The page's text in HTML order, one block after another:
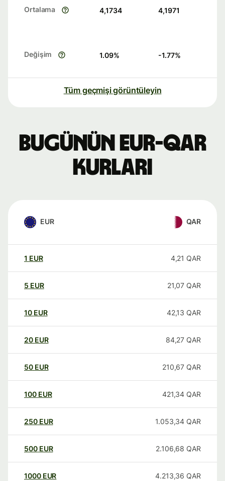
Ortalama 4,1734 4,1971
Değişim 1.09% -1.77%
Tüm geçmişi görüntüleyin
Bugünün EUR-QAR
kurları
EUR QAR
1 EUR 4,21 QAR
5 EUR 21,07 QAR
10 EUR 42,13 QAR
20 EUR 84,27 QAR
50 EUR 210,67 QAR
100 EUR 421,34 QAR
250 EUR 1.053,34 QAR
500 EUR 2.106,68 QAR
1000 EUR 4.213,36 QAR